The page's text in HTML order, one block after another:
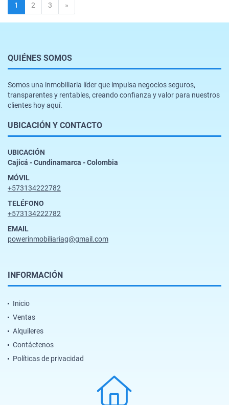
1 2 3 »
QUIÉNES SOMOS
Somos una inmobiliaria líder que impulsa negocios seguros,
transparentes y rentables, creando confianza y valor para nuestros
clientes hoy aquí.
UBICACIÓN Y CONTACTO
UBICACIÓN
Cajicá - Cundinamarca - Colombia
MÓVIL
+573134222782
TELÉFONO
+573134222782
EMAIL
powerinmobiliariag@gmail.com
INFORMACIÓN
Inicio
Ventas
Alquileres
Contáctenos
Políticas de privacidad